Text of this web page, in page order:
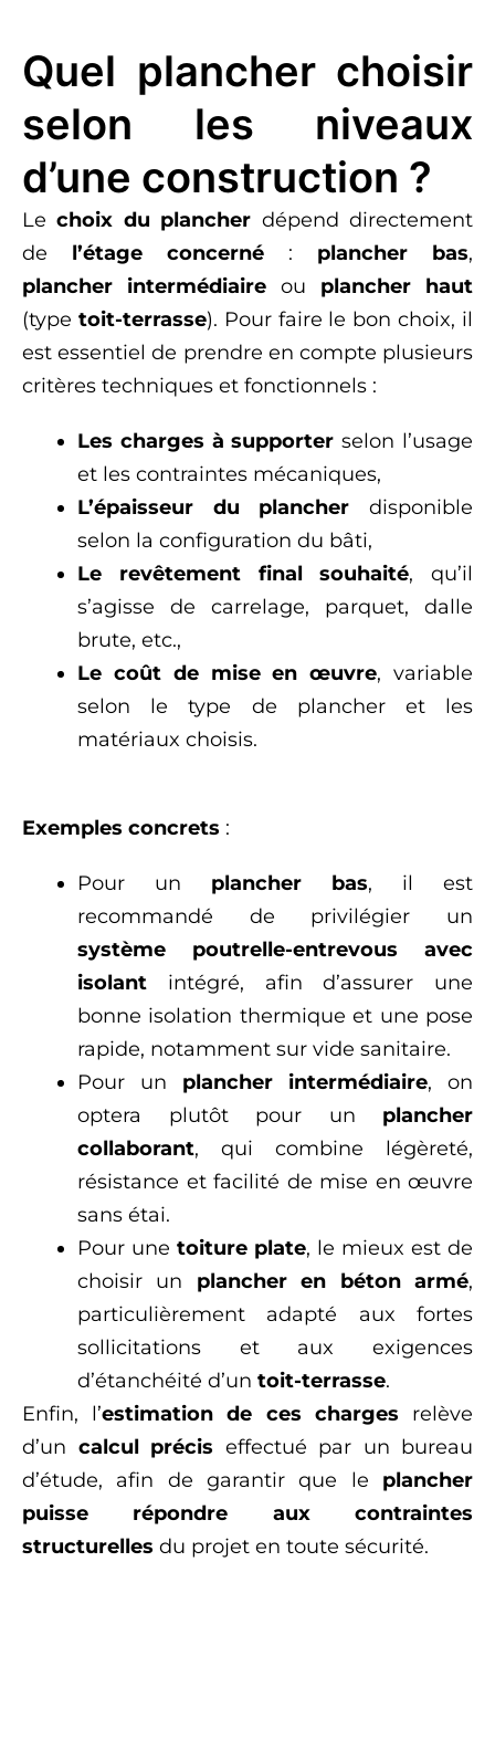
Quel plancher choisir
selon les niveaux
d’une construction ?
Lechoix du plancher dépend directement
de l’étage concerné : plancher bas,
plancher intermédiaire ou plancher haut
(type toit-terrasse). Pour faire le bon choix, il
est essentiel de prendre en compte plusieurs
critères techniques et fonctionnels :
Les charges à supporter selon l’usage
et les contraintes mécaniques,
L’épaisseur du plancher disponible
selon la configuration du bâti,
Le revêtement final souhaité, qu’il
s’agisse de carrelage, parquet, dalle
brute, etc.,
Le coût de mise en œuvre, variable
selon le type de plancher et les
matériaux choisis.
Exemples concrets :
Pour un plancher bas, il est
recommandé de privilégier un
système poutrelle-entrevous avec
isolant intégré, afin d’assurer une
bonne isolation thermique et une pose
rapide, notamment sur vide sanitaire.
Pour un plancher intermédiaire, on
optera plutôt pour un plancher
collaborant, qui combine légèreté,
résistance et facilité de mise en œuvre
sans étai.
Pour une toiture plate, le mieux est de
choisir un plancher en béton armé,
particulièrement adapté aux fortes
sollicitations et aux exigences
d’étanchéité d’un toit-terrasse.
Enfin, l’estimation de ces charges relève
d’un calcul précis effectué par un bureau
d’étude, afin de garantir que le plancher
puisse répondre aux contraintes
structurelles du projet en toute sécurité.